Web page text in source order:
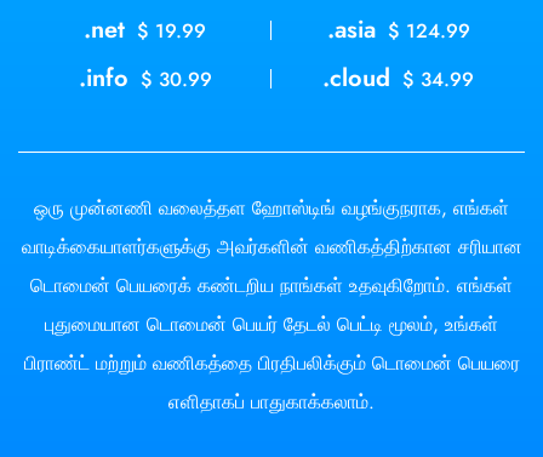
.net $ 19.99 .asia $ 124.99
.info $ 30.99 .cloud $ 34.99
ஒரு முன்னணி வலைத்தள ஹோஸ்டிங் வழங்குநராக, எங்கள்
வாடிக்கையாளர்களுக்கு அவர்களின் வணிகத்திற்கான சரியான
டொமைன் பெயரைக் கண்டறிய நாங்கள் உதவுகிறோம். எங்கள்
புதுமையான டொமைன் பெயர் தேடல் பெட்டி மூலம், உங்கள்
பிராண்ட் மற்றும் வணிகத்தை பிரதிபலிக்கும் டொமைன் பெயரை
எளிதாகப் பாதுகாக்கலாம்.